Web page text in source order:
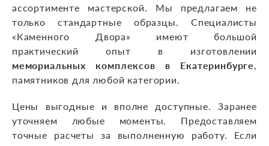
ассортименте мастерской. Мы предлагаем не
только стандартные образцы. Специалисты
«Каменного Двора» имеют большой
практический опыт в изготовлении
мемориальных комплексов в Екатеринбурге,
памятников для любой категории.
Цены выгодные и вполне доступные. Заранее
уточняем любые моменты. Предоставляем
точные расчеты за выполненную работу. Если